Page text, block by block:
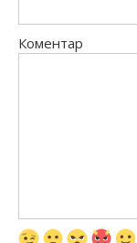
Коментар